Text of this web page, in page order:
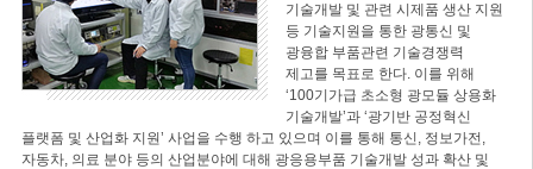
기술개발 및 관련 시제품 생산 지원
등 기술지원을 통한 광통신 및
광융합 부품관련 기술경쟁력
제고를 목표로 한다. 이를 위해
‘100기가급 초소형 광모듈 상용화
기술개발’과 ‘광기반 공정혁신
플랫폼 및 산업화 지원’ 사업을 수행 하고 있으며 이를 통해 통신, 정보가전,
자동차, 의료 분야 등의 산업분야에 대해 광응용부품 기술개발 성과 확산 및